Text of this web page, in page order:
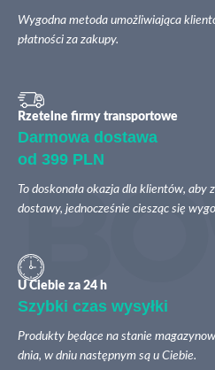
Wygodna metoda umożliwiająca
płatności za zakupy.
Rzetelne firmy transportowe
Darmowa dostawa
od 399 PLN
To doskonała okazja dla klientów, aby
dostawy, jednocześnie ciesząc się
U Ciebie za 24 h
Szybki czas wysyłki
Produkty będące na stanie
dnia, w dniu następnym są u Ciebie.